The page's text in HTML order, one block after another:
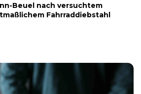
Beuel nach versuchtem
Fahrraddiebstahl